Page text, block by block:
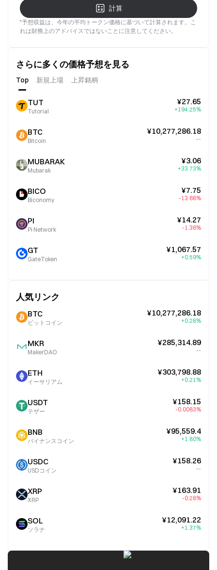
計算
*予想収益は、今年の平均トークン価格に基づいて計算されます。こ
れは財務上のアドバイスではないことに注意してください。
さらに多くの価格予想を見る
Top 新規上場 上昇銘柄
TUT
Tutorial
¥27.65
+194.25%
BTC
Bitcoin
¥10,277,286.18
--
MUBARAK
Mubarak
¥3.06
+33.73%
BICO
Biconomy
¥7.75
-13.68%
PI
Pi Network
¥14.27
-1.36%
GT
GateToken
¥1,067.57
+0.59%
人気リンク
BTC
ビットコイン
¥10,277,286.18
+0.28%
MKR
MakerDAO
¥285,314.89
--
ETH
イーサリアム
¥303,798.88
+0.21%
USDT
テザー
¥158.15
-0.0083%
BNB
バイナンスコイン
¥95,559.4
+1.80%
USDC
USDコイン
¥158.26
--
XRP
XRP
¥163.91
-0.28%
SOL
ソラナ
¥12,091.22
+1.37%